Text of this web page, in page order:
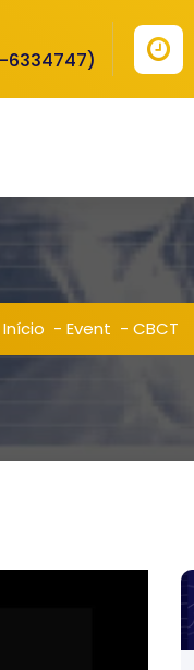
6334747)
Início - Event - CBCT